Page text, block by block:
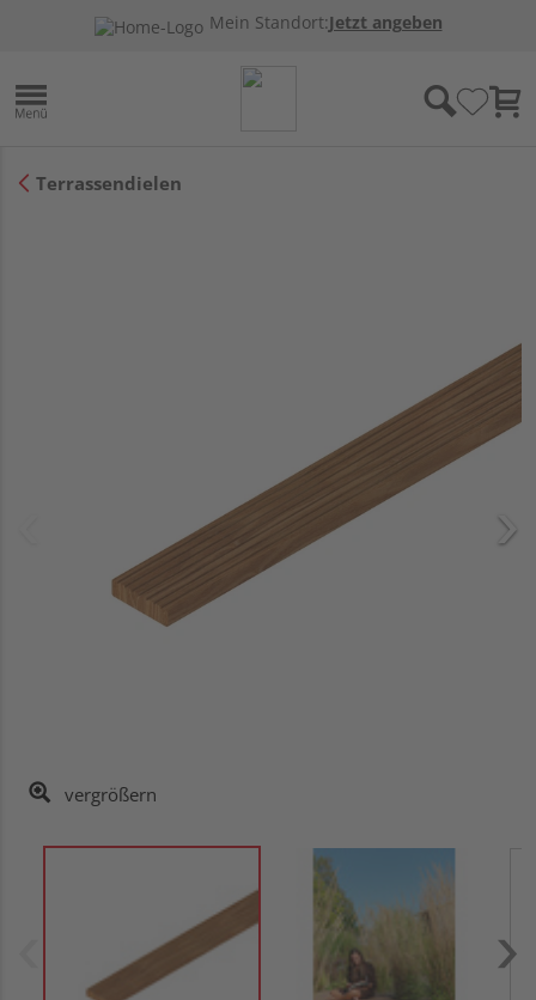
Mein Standort:Jetzt angeben
Terrassendielen
vergrößern